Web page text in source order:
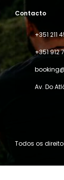
Contacto
+351
+351
Av. Do
Todos os